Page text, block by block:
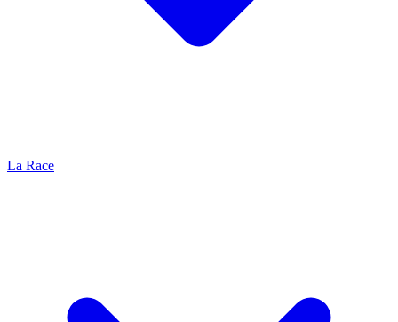
La Race